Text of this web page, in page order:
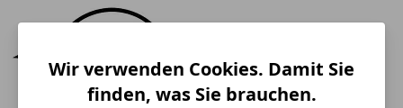
Wir verwenden Cookies. Damit Sie
finden, was Sie brauchen.